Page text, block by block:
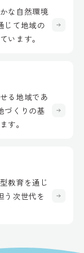
な自然環境
じて地域の
います。
る地域であ
づくりの基
す。
教育を通じ
う次世代を